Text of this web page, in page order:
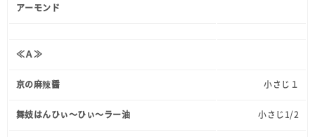
アーモンド
≪Ａ≫
京の麻辣醤 小さじ１
舞妓はんひぃ～ひぃ～ラー油 小さじ1/2